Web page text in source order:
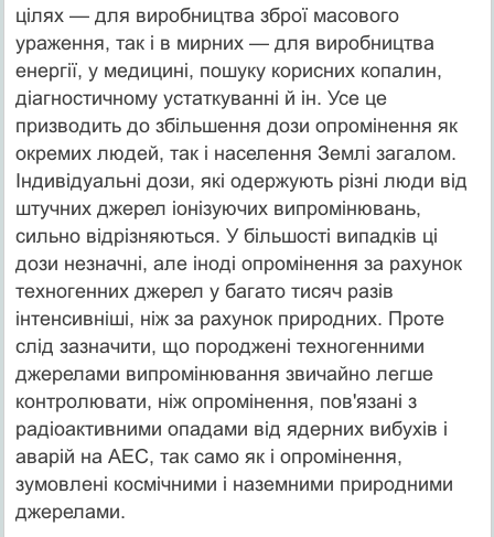
цілях — для виробництва зброї масового
ураження, так і в мирних — для виробництва
енергії, у медицині, пошуку корисних копалин,
діагностичному устаткуванні й ін. Усе це
призводить до збільшення дози опромінення як
окремих людей, так і населення Землі загалом.
Індивідуальні дози, які одержують різні люди від
штучних джерел іонізуючих випромінювань,
сильно відрізняються. У більшості випадків ці
дози незначні, але іноді опромінення за рахунок
техногенних джерел у багато тисяч разів
інтенсивніші, ніж за рахунок природних. Проте
слід зазначити, що породжені техногенними
джерелами випромінювання звичайно легше
контролювати, ніж опромінення, пов'язані з
радіоактивними опадами від ядерних вибухів і
аварій на АЕС, так само як і опромінення,
зумовлені космічними і наземними природними
джерелами.